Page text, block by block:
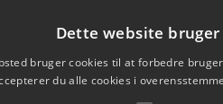
Dette website
bruger cookies til at forbedre
du alle cookies i